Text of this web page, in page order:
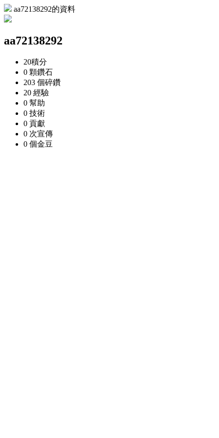
aa72138292的資料
aa72138292
20積分
0 顆鑽石
203 個碎鑽
20 經驗
0 幫助
0 技術
0 貢獻
0 次宣傳
0 個金豆